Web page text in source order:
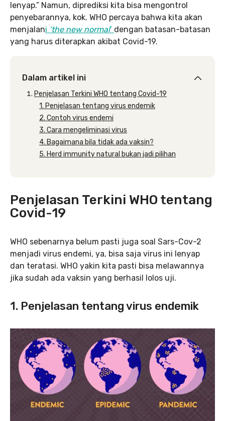
lenyap.” Namun, diprediksi kita bisa mengontrol
penyebarannya, kok. WHO percaya bahwa kita akan
menjalani ‘the new normal‘ dengan batasan-batasan
yang harus diterapkan akibat Covid-19.
Dalam artikel ini
Penjelasan Terkini WHO tentang Covid-19
1. Penjelasan tentang virus endemik
2. Contoh virus endemi
3. Cara mengeliminasi virus
4. Bagaimana bila tidak ada vaksin?
5. Herd immunity natural bukan jadi pilihan
Penjelasan Terkini WHO tentang
Covid-19
WHO sebenarnya belum pasti juga soal Sars-Cov-2
menjadi virus endemi, ya, bisa saja virus ini lenyap
dan teratasi. WHO yakin kita pasti bisa melawannya
jika sudah ada vaksin yang berhasil lolos uji.
1. Penjelasan tentang virus endemik